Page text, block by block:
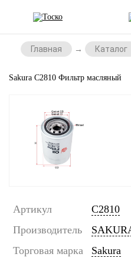
Главная Каталог
Sakura C2810 Фильтр масляный
Артикул
C2810
Производитель
Торговая марка
Sakura